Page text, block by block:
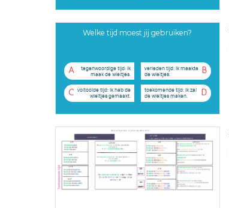
Welke tijd moest jij gebruiken?
A
tegenwoordige tijd: Ik
maak de wieltjes.
B
verleden tijd: Ik maakte
de wieltjes.
C voltooide tijd: Ik heb de
wieltjes gemaakt.
D
toekomende tijd: Ik zal
de wieltjes maken.